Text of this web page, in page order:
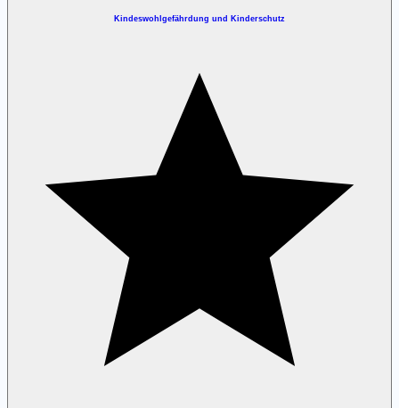
Kindeswohlgefährdung und Kinderschutz